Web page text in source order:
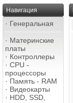
Навигация
· Генеральная
· Материнские
платы
· Контроллеры
· CPU -
процессоры
· Память - RAM
· Видеокарты
· HDD, SSD,